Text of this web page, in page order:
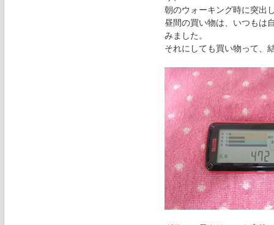
朝のウォーキング時に突出
昼間の買い物は、いつもは
みました。
それにしても買い物って、